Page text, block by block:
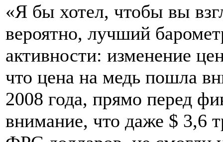
«Я бы хотел, чтобы вы
вероятно, лучший
активности: изменение
что цена на медь пошла
2008 года, прямо перед
внимание, что даже $ 3,6